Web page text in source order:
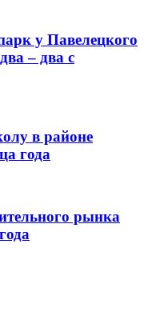
у Павелецкого
– два с
в районе
года
рынка